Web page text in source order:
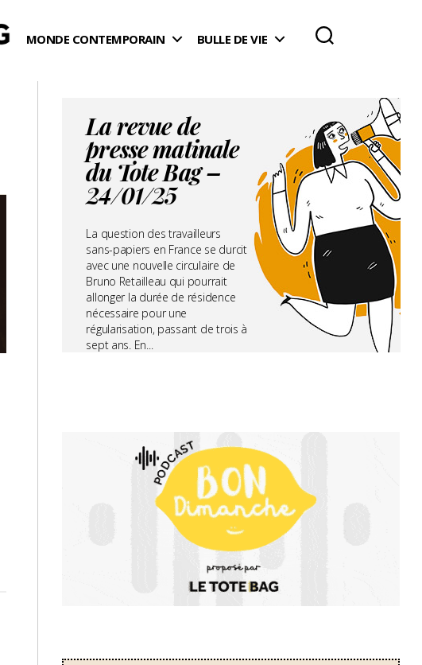
MONDE CONTEMPORAIN BULLE DE VIE
La revue de
presse matinale
du Tote Bag –
24/01/25
La question des travailleurs
sans-papiers en France se durcit
avec une nouvelle circulaire de
Bruno Retailleau qui pourrait
allonger la durée de résidence
nécessaire pour une
régularisation, passant de trois à
sept ans. En...